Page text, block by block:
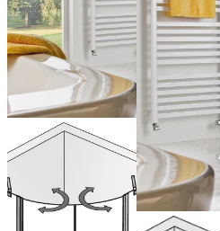
Accès
d'angle
arrondi avec